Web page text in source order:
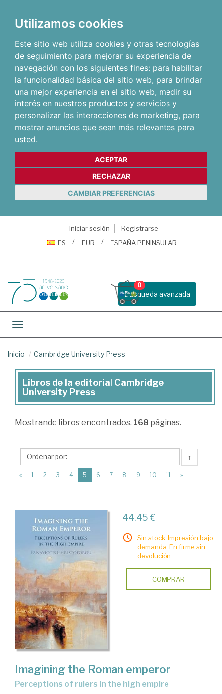
Utilizamos cookies
Este sitio web utiliza cookies y otras tecnologías
de seguimiento para mejorar su experiencia de
navegación con los siguientes fines: para habilitar
la funcionalidad básica del sitio web, para brindar
una mejor experiencia en el sitio web, medir su
interés en nuestros productos y servicios y
personalizar las interacciones de marketing, para
mostrar anuncios que sean más relevantes para
usted.
ACEPTAR
RECHAZAR
CAMBIAR PREFERENCIAS
Iniciar sesión
Registrarse
ES
EUR ESPAÑA PENINSULAR
Busqueda avanzada
0
Toggle navigation
Inicio Cambridge University Press
Libros
de
la
Cambridge
University
Press
Libros de la editorial Cambridge
University Press
Mostrando libros encontrados. 168 páginas.
↑
« 1 2 3 4 5 (current)
6 7 8 9 10 11 »
44,45 €
Sin stock. Impresión bajo
demanda. En firme sin
devolución
COMPRAR
Imagining the Roman emperor
perceptions of rulers in the high empire